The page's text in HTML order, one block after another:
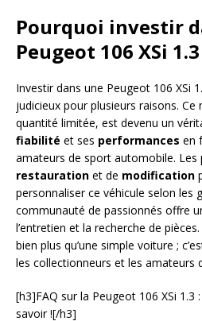
Pourquoi investir
Peugeot 106 XSi 1.3
Investir dans une Peugeot 106 XSi
judicieux pour plusieurs raisons.
quantité limitée, est devenu un
fiabilité et ses performances en
amateurs de sport automobile. Les
restauration et de modification
personnaliser ce véhicule selon les
communauté de passionnés offre
l’entretien et la recherche de
bien plus qu’une simple voiture ;
les collectionneurs et les amateurs
[h3]FAQ sur la Peugeot 106 XSi
savoir ![/h3]